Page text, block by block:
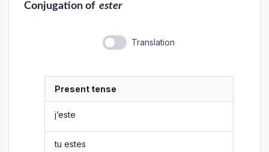
Conjugationof ester
Translation
Present tense
j’este
tu estes